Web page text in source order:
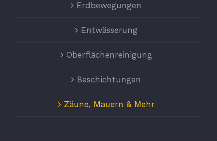
Erdbewegungen
Entwässerung
Oberflächenreinigung
Beschichtungen
Zäune, Mauern & Mehr